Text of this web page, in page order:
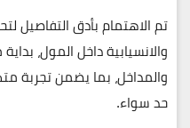
تم الاهتمام بأدق التفاصيل
والانسيابيةداخل المول،
والمداخل، بما يضمن تجربة
حد سواء.